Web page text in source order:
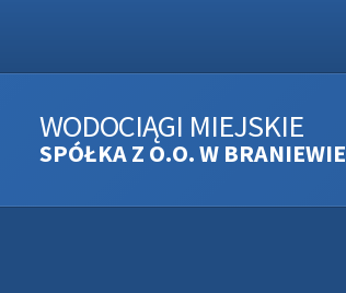
WODOCIĄGI MIEJSKIE
SPÓŁKA Z O.O. W BRANIEWIE